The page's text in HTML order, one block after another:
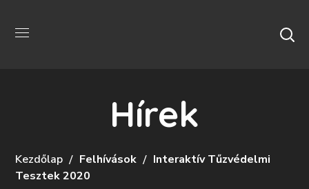
Hírek
Kezdőlap Felhívások
Interaktív Tűzvédelmi
Tesztek 2020